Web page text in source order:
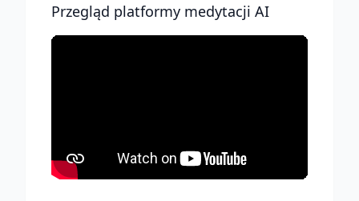
Przegląd platformy medytacji AI